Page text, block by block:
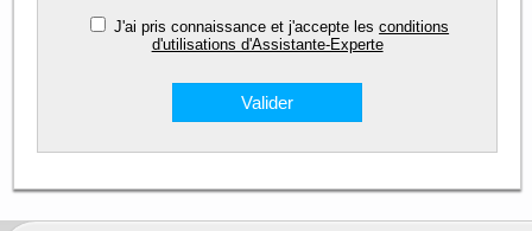
J'ai pris connaissance et j'accepte lesconditions
d'utilisations d'Assistante-Experte